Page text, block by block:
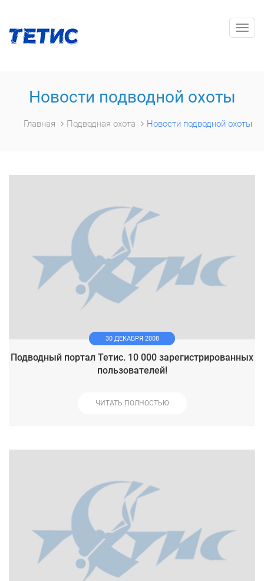
Новости подводной охоты
Главная Подводная охота Новости подводной охоты
30 ДЕКАБРЯ 2008
Подводный портал Тетис. 10 000 зарегистрированных
пользователей!
ЧИТАТЬ ПОЛНОСТЬЮ